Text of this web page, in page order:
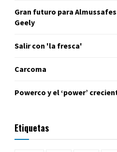
Gran futuro para
Geely
Salir con 'la fresca'
Carcoma
Powerco y el ‘power’
Etiquetas